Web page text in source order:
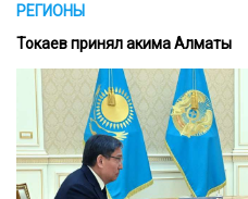
РЕГИОНЫ
Токаев принял акима Алматы